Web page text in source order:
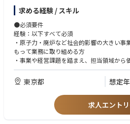
【業務詳細】
・原子力・廃炉設備に関する大型案件の発
・仕様決定前から参画し、工数分析に基づ
・製造原価や工法に踏み込んだ原価改善、
・商流の見直しや国内外サプライヤの開拓
・コスト分析手法の高度化やデータ基盤整
大型調達プロジェクトにおいて、単なる発
与するプレイヤーとしてプロジェクトを推
がら、コストと仕様の両面で最適解を導き
求める経験 / スキル
●必須要件
経験：以下すべて必須
・原子力・廃炉など社会的影響の大きい事
もって業務に取り組める方
・事業や経営課題を踏まえ、担当領域から
座をお持ちの方
・設備仕様や機能を理解したうえで、適切
（類似製品・工法等）を踏まえ、分析に基
東京都 想定
求人エント